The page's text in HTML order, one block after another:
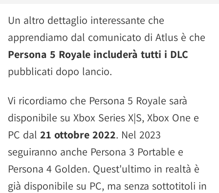
Un altro dettaglio interessante che
apprendiamo dal comunicato di Atlus è che
Persona 5 Royale includerà tutti i DLC
pubblicati dopo lancio.
Vi ricordiamo che Persona 5 Royale sarà
disponibile su Xbox Series X|S, Xbox One e
PC dal 21 ottobre 2022. Nel 2023
seguiranno anche Persona 3 Portable e
Persona 4 Golden. Quest'ultimo in realtà è
già disponibile su PC, ma senza sottotitoli in